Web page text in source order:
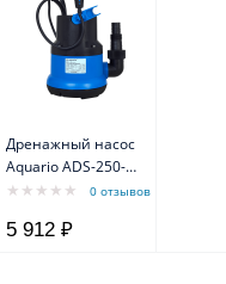
Дренажный насос
Aquario ADS-250-
5E (mini)
0 отзывов
5 912 ₽